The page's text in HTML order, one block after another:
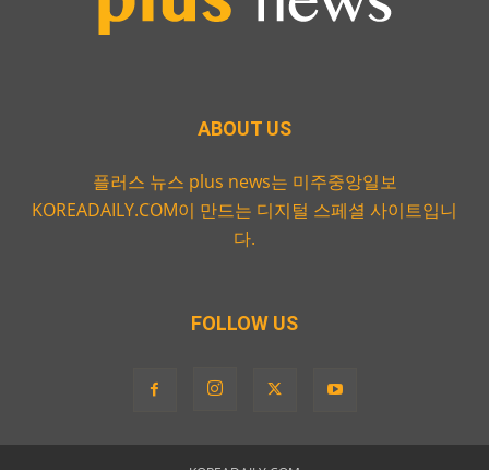
ABOUT US
플러스 뉴스 plus news는 미주중앙일보
KOREADAILY.COM이 만드는 디지털 스페셜 사이트입니
다.
FOLLOW US